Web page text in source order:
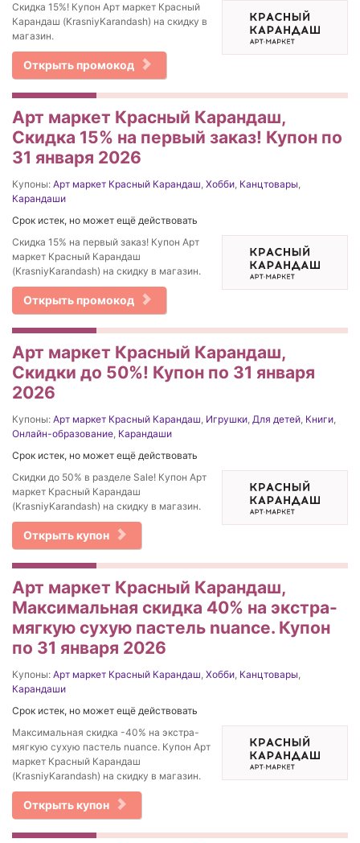
Скидка 15%! Купон Арт маркет Красный
Карандаш (KrasniyKarandash) на скидку в
магазин.
Открыть промокод
Арт маркет Красный Карандаш,
Скидка 15% на первый заказ! Купон по
31 января 2026
Купоны: Арт маркет Красный Карандаш, Хобби, Канцтовары,
Карандаши
Срок истек, но может ещё действовать
Скидка 15% на первый заказ! Купон Арт
маркет Красный Карандаш
(KrasniyKarandash) на скидку в магазин.
Открыть промокод
Арт маркет Красный Карандаш,
Скидки до 50%! Купон по 31 января
2026
Купоны: Арт маркет Красный Карандаш, Игрушки, Для детей, Книги,
Онлайн-образование, Карандаши
Срок истек, но может ещё действовать
Скидки до 50% в разделе Sale! Купон Арт
маркет Красный Карандаш
(KrasniyKarandash) на скидку в магазин.
Открыть купон
Арт маркет Красный Карандаш,
Максимальная скидка 40% на экстра-
мягкую сухую пастель nuance. Купон
по 31 января 2026
Купоны: Арт маркет Красный Карандаш, Хобби, Канцтовары,
Карандаши
Срок истек, но может ещё действовать
Максимальная скидка -40% на экстра-
мягкую сухую пастель nuance. Купон Арт
маркет Красный Карандаш
(KrasniyKarandash) на скидку в магазин.
Открыть купон